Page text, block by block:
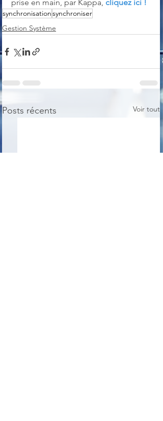
prise en main, par Kappa, cliquez ici !
synchronisationsynchroniser
Gestion Système
Posts récents Voir tout